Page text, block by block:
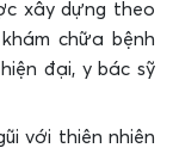
xây dựng theo
chữa bệnh
đại, y bác sỹ
với thiên nhiên